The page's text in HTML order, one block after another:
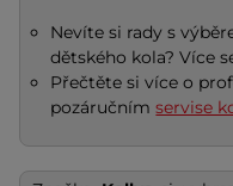
Nevíte si rady s
dětského kola? Více
Přečtěte si více o
pozáručnímservise